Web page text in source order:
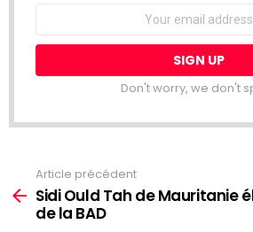
Email
Don't worry, we don't
plus
Article précédent
Sidi Ould Tah de Mauritanie
de la BAD